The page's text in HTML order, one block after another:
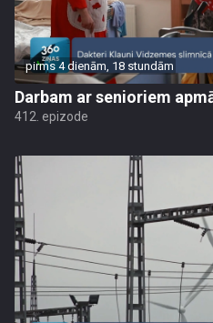
pirms 4 dienām, 18 stundām
Darbam ar senioriem
412. epizode